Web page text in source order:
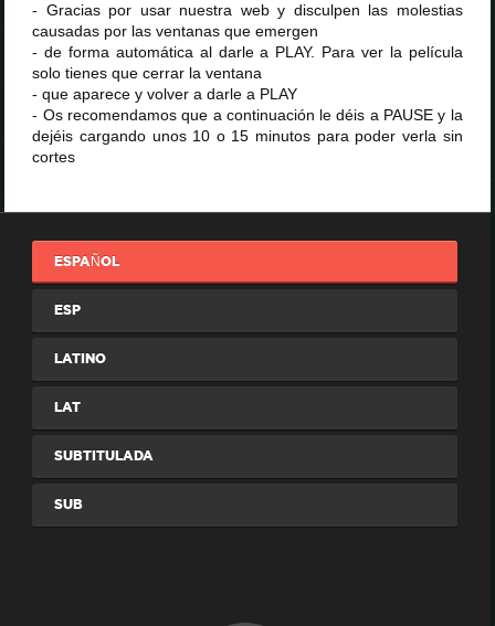
- Gracias por usar nuestra web y disculpen las molestias
causadas por las ventanas que emergen
- de forma automática al darle a PLAY. Para ver la película
solo tienes que cerrar la ventana
- que aparece y volver a darle a PLAY
- Os recomendamos que a continuación le déis a PAUSE y la
dejéis cargando unos 10 o 15 minutos para poder verla sin
cortes
ESPAÑOL
ESP
LATINO
LAT
SUBTITULADA
SUB